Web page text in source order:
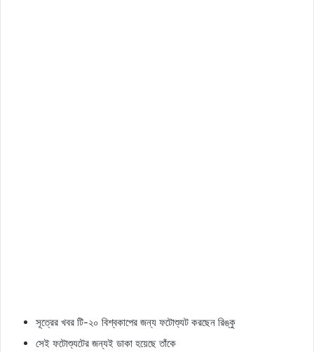
সূত্রের খবর টি-২০ বিশ্বকাপের জন্য ফটোশ্যুট করছেন রিঙ্কু
সেই ফটোশ্যুটের জন্যই ডাকা হয়েছে তাঁকে